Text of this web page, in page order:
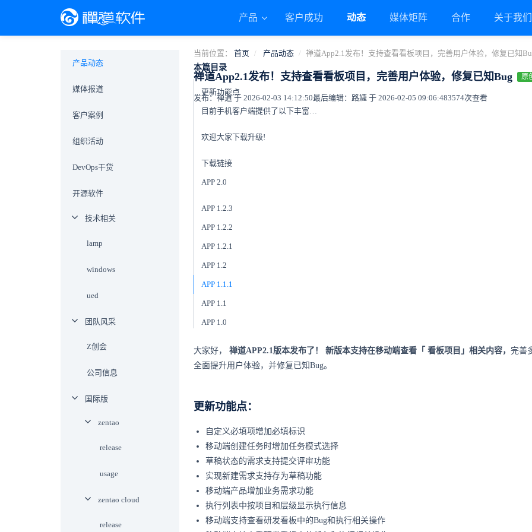
产品 客户成功 动态 媒体矩阵 合作 关于我
当前位置： 首页 产品动态 禅道App2.1发布！支持查看看板项目，完善用户体验，修复已知
禅道App2.1发布！支持查看看板项目，完善用户体验，修复已知Bug 原
发布：禅道 于 2026-02-03 14:12:50最后编辑：路婕 于 2026-02-05 09:06:483574次查看
本篇目录
更新功能点
目前手机客户端提供了以下丰富功能
欢迎大家下载升级!
下载链接
APP 2.0
APP 1.2.3
APP 1.2.2
APP 1.2.1
APP 1.2
APP 1.1.1
APP 1.1
APP 1.0
大家好， 禅道APP2.1版本发布了！ 新版本支持在移动端查看「 看板项目 」相关内容， 完善
全面提升用户体验，并修复已知Bug。
更新功能点：
自定义必填项增加必填标识
移动端创建任务时增加任务模式选择
草稿状态的需求支持提交评审功能
实现新建需求支持存为草稿功能
移动端产品增加业务需求功能
执行列表中按项目和层级显示执行信息
移动端支持查看研发看板中的Bug和执行相关操作
产品动态
媒体报道
客户案例
组织活动
DevOps干货
开源软件
技术相关
lamp
windows
ued
团队风采
Z创会
公司信息
国际版
zentao
release
usage
zentao cloud
release